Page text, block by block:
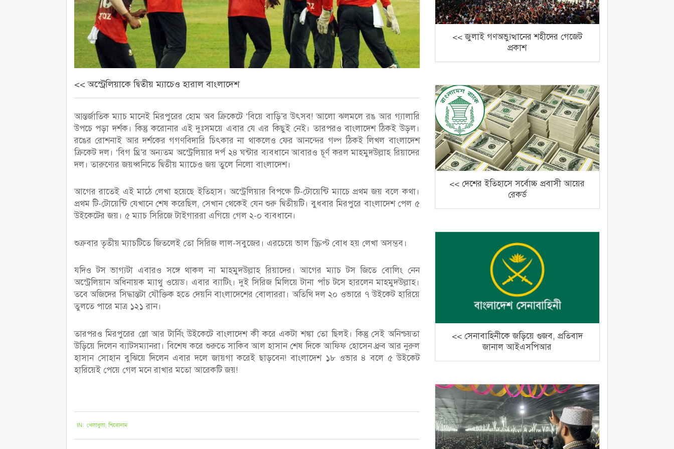
<< অস্ট্রেলিয়াকে দ্বিতীয় ম্যাচেও হারাল বাংলাদেশ
আন্তর্জাতিক ম্যাচ মানেই মিরপুরের হোম অব ক্রিকেটে ‘বিয়ে বাড়ি’র উৎসব! আলো ঝলমলে রঙ আর গ্যালারি
উপচে পড়া দর্শক। কিন্তু করোনার এই দুঃসময়ে এবার যে এর কিছুই নেই। তারপরও বাংলাদেশ ঠিকই উড়ল।
রঙের রোশনাই আর দর্শকের গগণবিদারি চিৎকার না থাকলেও ফের আনন্দের গল্প ঠিকই লিখল বাংলাদেশ
ক্রিকেট দল। ‘বিগ থ্রি’র অন্যতম অস্ট্রেলিয়ার দর্প ২৪ ঘন্টার ব্যবধানে আবারও চূর্ণ করল মাহমুদউল্লাহ রিয়াদের
দল। তারুণ্যের জয়ধ্বনিতে দ্বিতীয় ম্যাচেও জয় তুলে নিলো বাংলাদেশ।
আগের রাতেই এই মাঠে লেখা হয়েছে ইতিহাস। অস্ট্রেলিয়ার বিপক্ষে টি-টোয়েন্টি ম্যাচে প্রথম জয় বলে কথা।
প্রথম টি-টোয়েন্টি যেখানে শেষ করেছিল, সেখান থেকেই যেন শুরু দ্বিতীয়টি। বুধবার মিরপুরে বাংলাদেশ পেল ৫
উইকেটের জয়। ৫ ম্যাচ সিরিজে টাইগাররা এগিয়ে গেল ২-০ ব্যবধানে।
শুক্রবার তৃতীয় ম্যাচটিতে জিতলেই তো সিরিজ লাল-সবুজের। এরচেয়ে ভাল স্ক্রিপ্ট বোধ হয় লেখা অসম্ভব।
যদিও টস ভাগ্যটা এবারও সঙ্গে থাকল না মাহমুদউল্লাহ রিয়াদের। আগের ম্যাচ টস জিতে বোলিং নেন
অস্ট্রেলিয়ান অধিনায়ক ম্যাথু ওয়েড। এবার ব্যাটিং। দুই সিরিজ মিলিয়ে টানা পাঁচ টসে হারলেন মাহমুদউল্লাহ।
তবে অজিদের সিদ্ধান্তটা যৌক্তিক হতে দেয়নি বাংলাদেশের বোলাররা। অতিথি দল ২০ ওভারে ৭ উইকেট হারিয়ে
তুলতে পারে মাত্র ১২১ রান।
তারপরও মিরপুরের স্লো আর টার্নিং উইকেটে বাংলাদেশ কী করে একটা শঙ্কা তো ছিলই। কিন্তু সেই অনিশ্চয়তা
উড়িয়ে দিলেন ব্যাটসম্যানরা। বিশেষ করে শুরুতে সাকিব আল হাসান শেষ দিকে আফিফ হোসেন ধ্রুব আর নুরুল
হাসান সোহান বুঝিয়ে দিলেন এবার দলে জায়গা করেই ছাড়বেন! বাংলাদেশ ১৮ ওভার ৪ বলে ৫ উইকেট
হারিয়েই পেয়ে গেল মনে রাখার মতো আরেকটি জয়!
IN: খেলাধুলা,শিরোনাম
<< জুলাই গণঅভ্যুত্থানের শহীদের গেজেট
প্রকাশ
<< দেশের ইতিহাসে সর্বোচ্চ প্রবাসী আয়ের
রেকর্ড
<< সেনাবাহিনীকে জড়িয়ে গুজব, প্রতিবাদ
জানাল আইএসপিআর